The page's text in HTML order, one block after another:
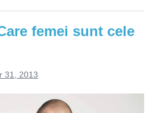
femei sunt cele
31, 2013